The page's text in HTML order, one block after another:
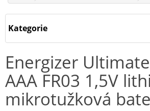
Kategorie
Energizer
AAA FR03 1,5V
mikrotužková